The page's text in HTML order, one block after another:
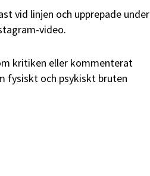
vid linjen och upprepade under
video.
kritiken eller kommenterat
fysiskt och psykiskt bruten